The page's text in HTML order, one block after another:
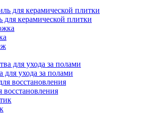
для керамической плитки
для ухода за полами
восстановления